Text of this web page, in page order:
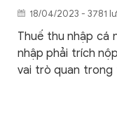
18/04/2023 - 3781
Thuế thu nhập cá
nhập phải trích
vai trò quan trong
2023 người lao